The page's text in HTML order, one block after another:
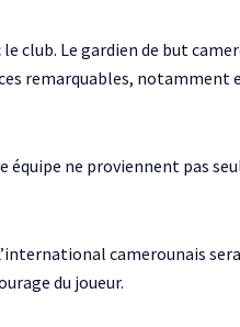
club. Le gardien de but
remarquables, notamment
équipe ne proviennent pas
camerounais
du joueur.